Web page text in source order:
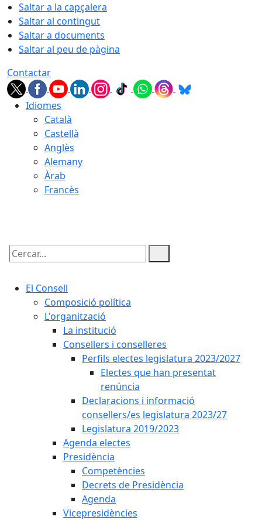
Saltar a la capçalera
Saltar al contingut
Saltar a documents
Saltar al peu de pàgina
Contactar
Idiomes
Català
Castellà
Anglès
Alemany
Àrab
Francès
Cercar:
El Consell
Composició política
L'organització
La institució
Consellers i conselleres
Perfils electes legislatura 2023/2027
Electes que han presentat
renúncia
Declaracions i informació
consellers/es legislatura 2023/27
Legislatura 2019/2023
Agenda electes
Presidència
Competències
Decrets de Presidència
Agenda
Vicepresidències